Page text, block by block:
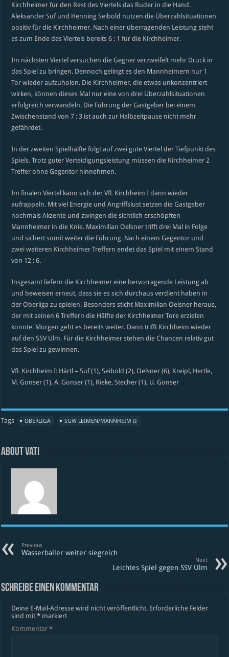
Kirchheimer für den Rest des Viertels das Ruder in die Hand.
Aleksander Suf und Henning Seibold nutzen die Überzahlsituationen
positiv für die Kirchheimer. Nach einer überragenden Leistung steht
es zum Ende des Viertels bereits 6 : 1 für die Kirchheimer.
Im nächsten Viertel versuchen die Gegner verzweifelt mehr Druck in
das Spiel zu bringen. Dennoch gelingt es den Mannheimern nur 1
Tor wieder aufzuholen. Die Kirchheimer, die etwas unkonzentriert
wirken, können dieses Mal nur eine von drei Überzahlsituationen
erfolgreich verwandeln. Die Führung der Gastgeber bei einem
Zwischenstand von 7 : 3 ist auch zur Halbzeitpause nicht mehr
gefährdet.
In der zweiten Spielhälfte folgt auf zwei gute Viertel der Tiefpunkt des
Spiels. Trotz guter Verteidigungsleistung müssen die Kirchheimer 2
Treffer ohne Gegentor hinnehmen.
Im finalen Viertel kann sich der VfL Kirchheim I dann wieder
aufrappeln. Mit viel Energie und Angriffslust setzen die Gastgeber
nochmals Akzente und zwingen die sichtlich erschöpften
Mannheimer in die Knie. Maximilian Oelsner trifft drei Mal in Folge
und sichert somit weiter die Führung. Nach einem Gegentor und
zwei weiteren Kirchheimer Treffern endet das Spiel mit einem Stand
von 12 : 6.
Insgesamt liefern die Kirchheimer eine hervorragende Leistung ab
und beweisen erneut, dass sie es sich durchaus verdient haben in
der Oberliga zu spielen. Besonders sticht Maximilian Oelsner heraus,
der mit seinen 6 Treffern die Hälfte der Kirchheimer Tore erzielen
konnte. Morgen geht es bereits weiter. Dann trifft Kirchheim wieder
auf den SSV Ulm. Für die Kirchheimer stehen die Chancen relativ gut
das Spiel zu gewinnen.
VfL Kirchheim I: Härtl – Suf (1), Seibold (2), Oelsner (6), Kreipl, Hertle,
M. Gonser (1), A. Gonser (1), Rieke, Stecher (1), U. Gonser
Tags OBERLIGA SGW LEIMEN/MANNHEIM II
About vati
Previous
Wasserballer weiter siegreich
Next
Leichtes Spiel gegen SSV Ulm
Schreibe einen Kommentar
Deine E-Mail-Adresse wird nicht veröffentlicht. Erforderliche Felder
sind mit* markiert
Kommentar*